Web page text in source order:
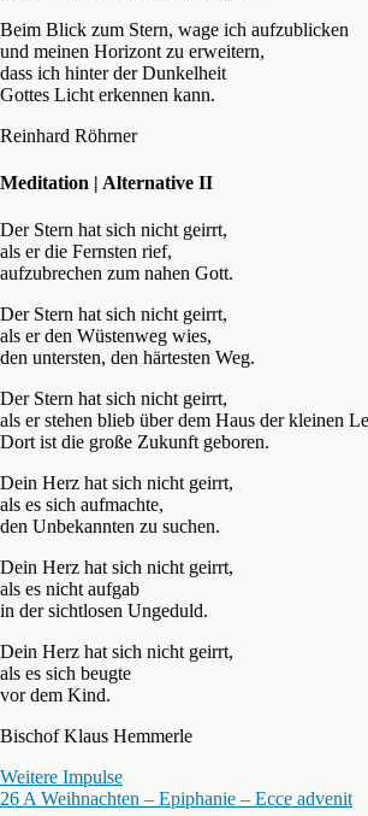
Beim Blick zum Stern, wage ich aufzublicken
und meinen Horizont zu erweitern,
dass ich hinter der Dunkelheit
Gottes Licht erkennen kann.
Reinhard Röhrner
Meditation | Alternative II
Der Stern hat sich nicht geirrt,
als er die Fernsten rief,
aufzubrechen zum nahen Gott.
Der Stern hat sich nicht geirrt,
als er den Wüstenweg wies,
den untersten, den härtesten Weg.
Der Stern hat sich nicht geirrt,
als er stehen blieb über dem Haus der kleinen
Dort ist die große Zukunft geboren.
Dein Herz hat sich nicht geirrt,
als es sich aufmachte,
den Unbekannten zu suchen.
Dein Herz hat sich nicht geirrt,
als es nicht aufgab
in der sichtlosen Ungeduld.
Dein Herz hat sich nicht geirrt,
als es sich beugte
vor dem Kind.
Bischof Klaus Hemmerle
Weitere Impulse
26 A Weihnachten – Epiphanie – Ecce advenit